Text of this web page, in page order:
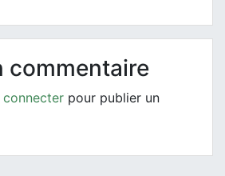
commentaire
connecter pour publier un